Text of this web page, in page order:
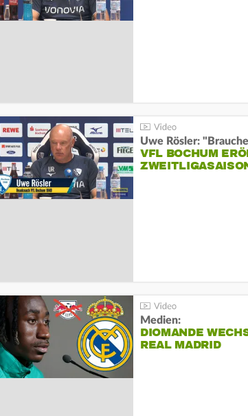
VFL BOCHUM
Medien:
DIOMANDE
REAL MADRID